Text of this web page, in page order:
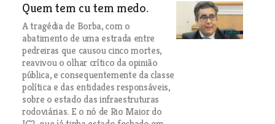
Quem tem cu tem medo.
A tragédia de Borba, com o
abatimento de uma estrada entre
pedreiras que causou cinco mortes,
reavivou o olhar crítico da opinião
pública, e consequentemente da classe
política e das entidades responsáveis,
sobre o estado das infraestruturas
rodoviárias. E o nó de Rio Maior do